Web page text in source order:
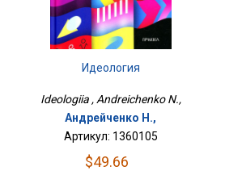
Идеология
Ideologiia , Andreichenko N.,
Андрейченко Н.,
Артикул: 1360105
$49.66